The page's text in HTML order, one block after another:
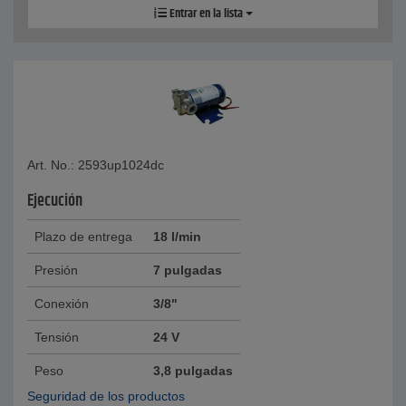
Entrar en la lista
Art. No.: 2593up1024dc
Ejecución
Plazo de entrega 18 l/min
Presión 7 pulgadas
Conexión 3/8"
Tensión 24 V
Peso
3,8 pulgadas
Seguridad de los productos